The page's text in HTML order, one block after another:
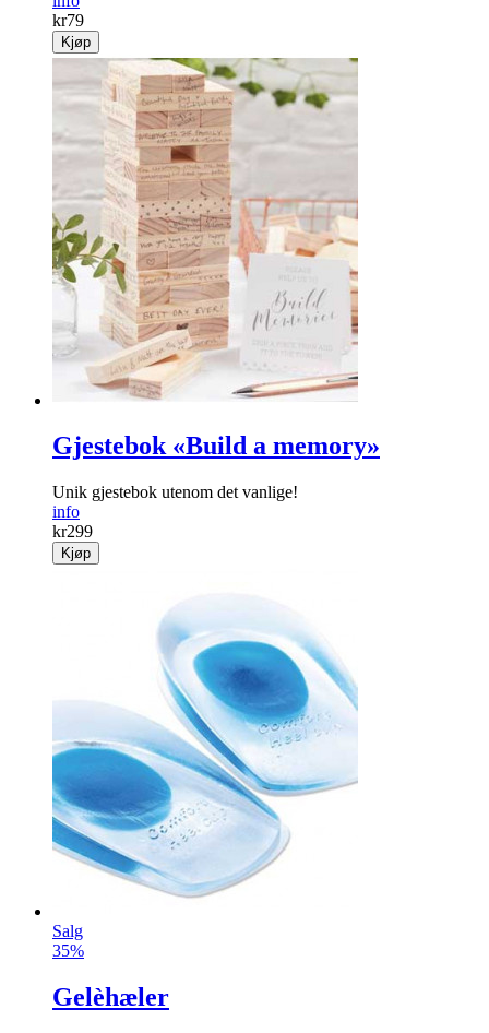
kr79
Kjøp
Gjestebok «Build a memory»
Unik gjestebok utenom det vanlige!
info
kr299
Kjøp
Salg
35%
Gelèhæler